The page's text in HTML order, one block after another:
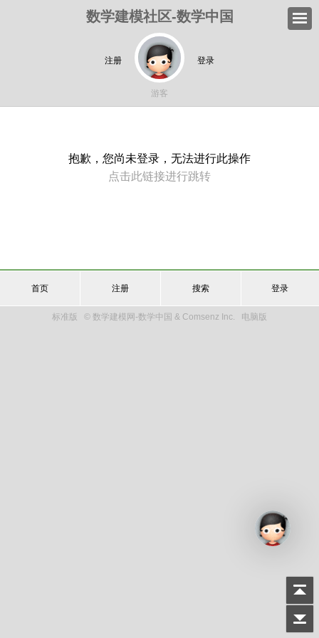
数学建模社区-数学中国
注册 登录
游客
抱歉，您尚未登录，无法进行此操作
点击此链接进行跳转
首页 注册 搜索 登录
标准版 © 数学建模网-数学中国 & Comsenz Inc. 电脑版